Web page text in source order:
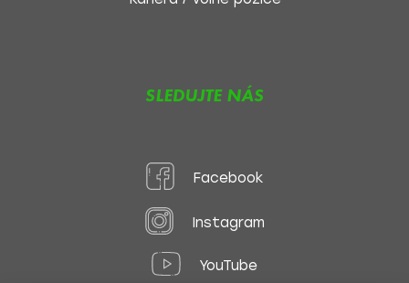
SLEDUJTE NÁS
Facebook
Instagram
YouTube